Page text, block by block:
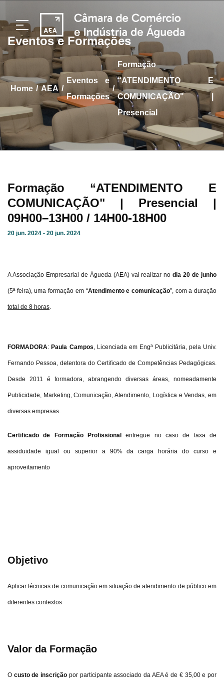
Eventos e Formações
home / AEA /
Eventos e
Formações
/
Formação
“ATENDIMENTO E
COMUNICAÇÃO" |
Presencial
Formação “ATENDIMENTO E
COMUNICAÇÃO" | Presencial |
09H00–13H00 / 14H00-18H00
20 jun. 2024 - 20 jun. 2024
A Associação Empresarial de Águeda (AEA) vai realizar nodia 20 de junho
(5ª feira), uma formação em “Atendimento e comunicação”, com a duração
total de 8 horas.
FORMADORA: Paula Campos, Licenciada em Engª Publicitária, pela Univ.
Fernando Pessoa, detentora do Certificado de Competências Pedagógicas.
Desde 2011 é formadora, abrangendo diversas áreas, nomeadamente
Publicidade, Marketing, Comunicação, Atendimento, Logística e Vendas, em
diversas empresas.
Certificado de Formação Profissional entregue no caso de taxa de
assiduidade igual ou superior a 90% da carga horária do curso e
aproveitamento
Objetivo
Aplicar técnicas de comunicação em situação de atendimento de público em
diferentes contextos
Valor da Formação
O custo de inscrição por participante associado da AEA é de € 35,00 e por